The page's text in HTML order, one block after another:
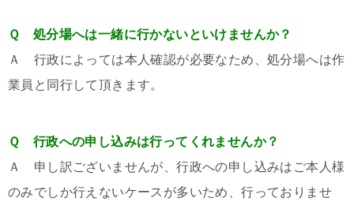
Ｑ 処分場へは一緒に行かないといけませんか？
Ａ 行政によっては本人確認が必要なため、処分場へは作
業員と同行して頂きます。
Ｑ 行政への申し込みは行ってくれませんか？
Ａ 申し訳ございませんが、行政への申し込みはご本人様
のみでしか行えないケースが多いため、行っておりませ